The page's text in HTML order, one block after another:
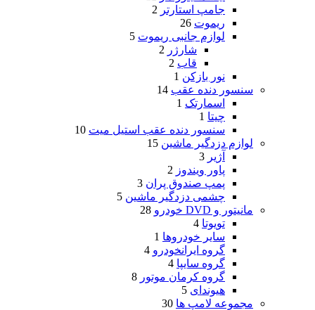
جامپ استارتر 2
ریموت 26
لوازم جانبی ریموت 5
شارژر 2
قاب 2
نور بازکن 1
سنسور دنده عقب 14
اسمارتک 1
چیتا 1
سنسور دنده عقب استیل میت 10
لوازم دزدگیر ماشین 15
آژیر 3
پاور ویندوز 2
پمپ صندوق پران 3
چشمی دزدگیر ماشین 5
مانیتور و DVD خودرو
28
تویوتا 4
سایر خودروها 1
گروه ایرانخودرو 4
گروه سایپا 4
گروه کرمان موتور 8
هیوندای 5
مجموعه لامپ ها 30